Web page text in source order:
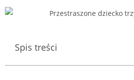
Spis treści